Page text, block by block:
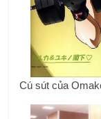
Cú sút của